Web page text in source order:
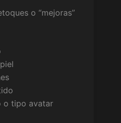
o “mejoras”
o tipo avatar